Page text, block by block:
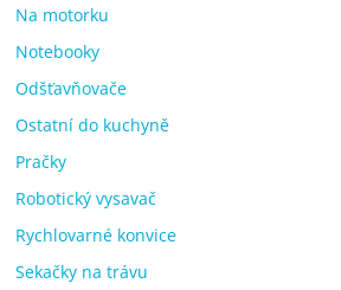
Na motorku
Notebooky
Odšťavňovače
Ostatní do kuchyně
Pračky
Robotický vysavač
Rychlovarné konvice
Sekačky na trávu